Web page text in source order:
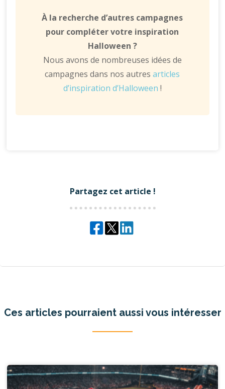
À la recherche d’autres campagnes
pour compléter votre inspiration
Halloween ?
Nous avons de nombreuses idées de
campagnes dans nos autresarticles
d’inspiration d’Halloween !
Partagez cet article !
Ces articles pourraient aussi vous intéresser